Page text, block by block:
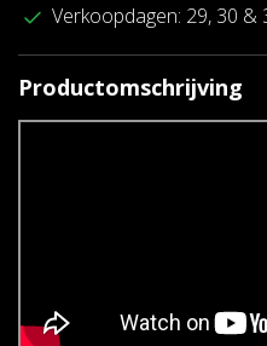
Verkoopdagen: 29, 30 &
Productomschrijving